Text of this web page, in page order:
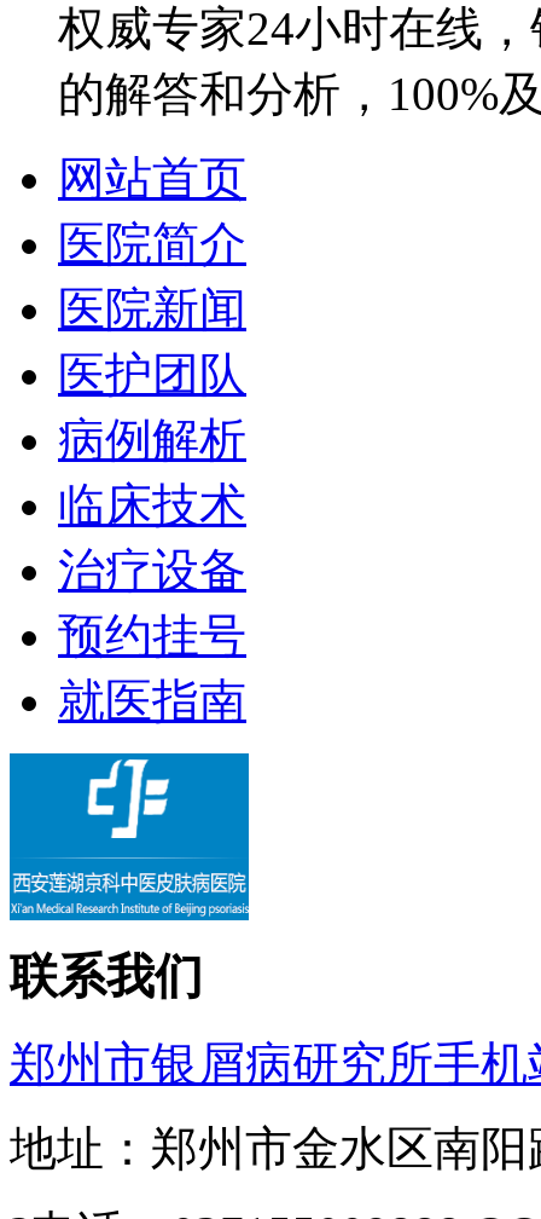
权威专家24小时在线
的解答和分析，100%
网站首页
医院简介
医院新闻
医护团队
病例解析
临床技术
治疗设备
预约挂号
就医指南
联系我们
郑州市银屑病研究所手机
地址：郑州市金水区南阳